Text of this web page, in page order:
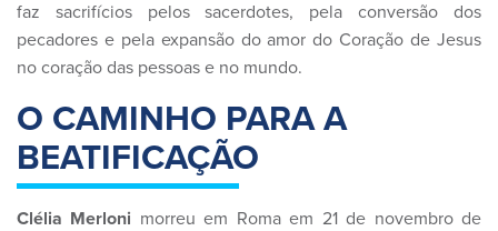
faz sacrifícios pelos sacerdotes, pela conversão dos
pecadores e pela expansão do amor do Coração de Jesus
no coração das pessoas e no mundo.
O CAMINHO PARA A
BEATIFICAÇÃO
Clélia Merloni morreu em Roma em 21 de novembro de